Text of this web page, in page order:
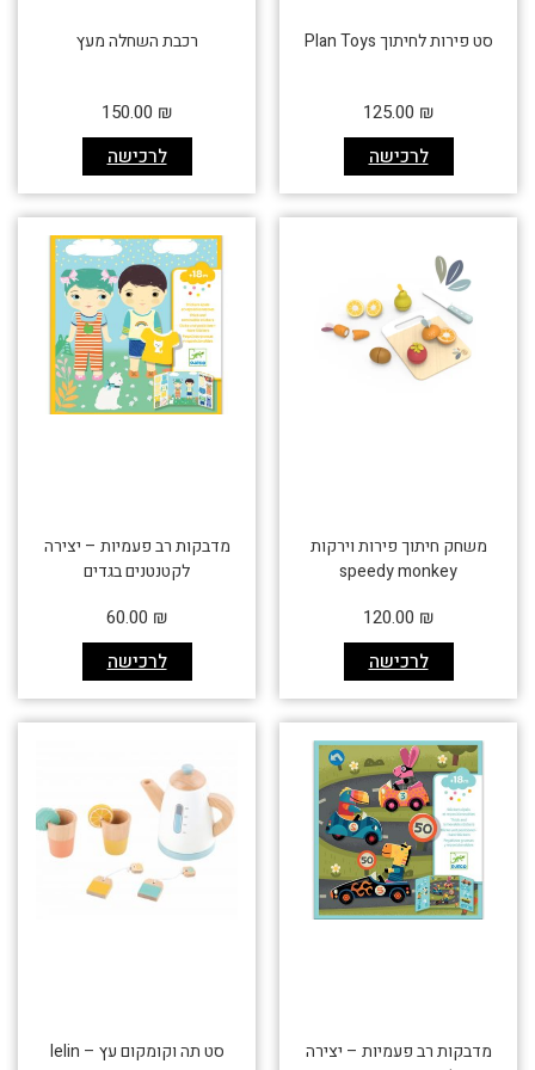
סט פירות לחיתוך Plan Toys
לרכישה
125.00 ₪
רכבת השחלה מעץ
לרכישה
150.00 ₪
משחק חיתוך פירות וירקות
speedy monkey
לרכישה
120.00 ₪
מדבקות רב פעמיות – יצירה
לקטנטנים בגדים
לרכישה
60.00 ₪
מדבקות רב פעמיות – יצירה
סט תה וקומקום עץ – lelin